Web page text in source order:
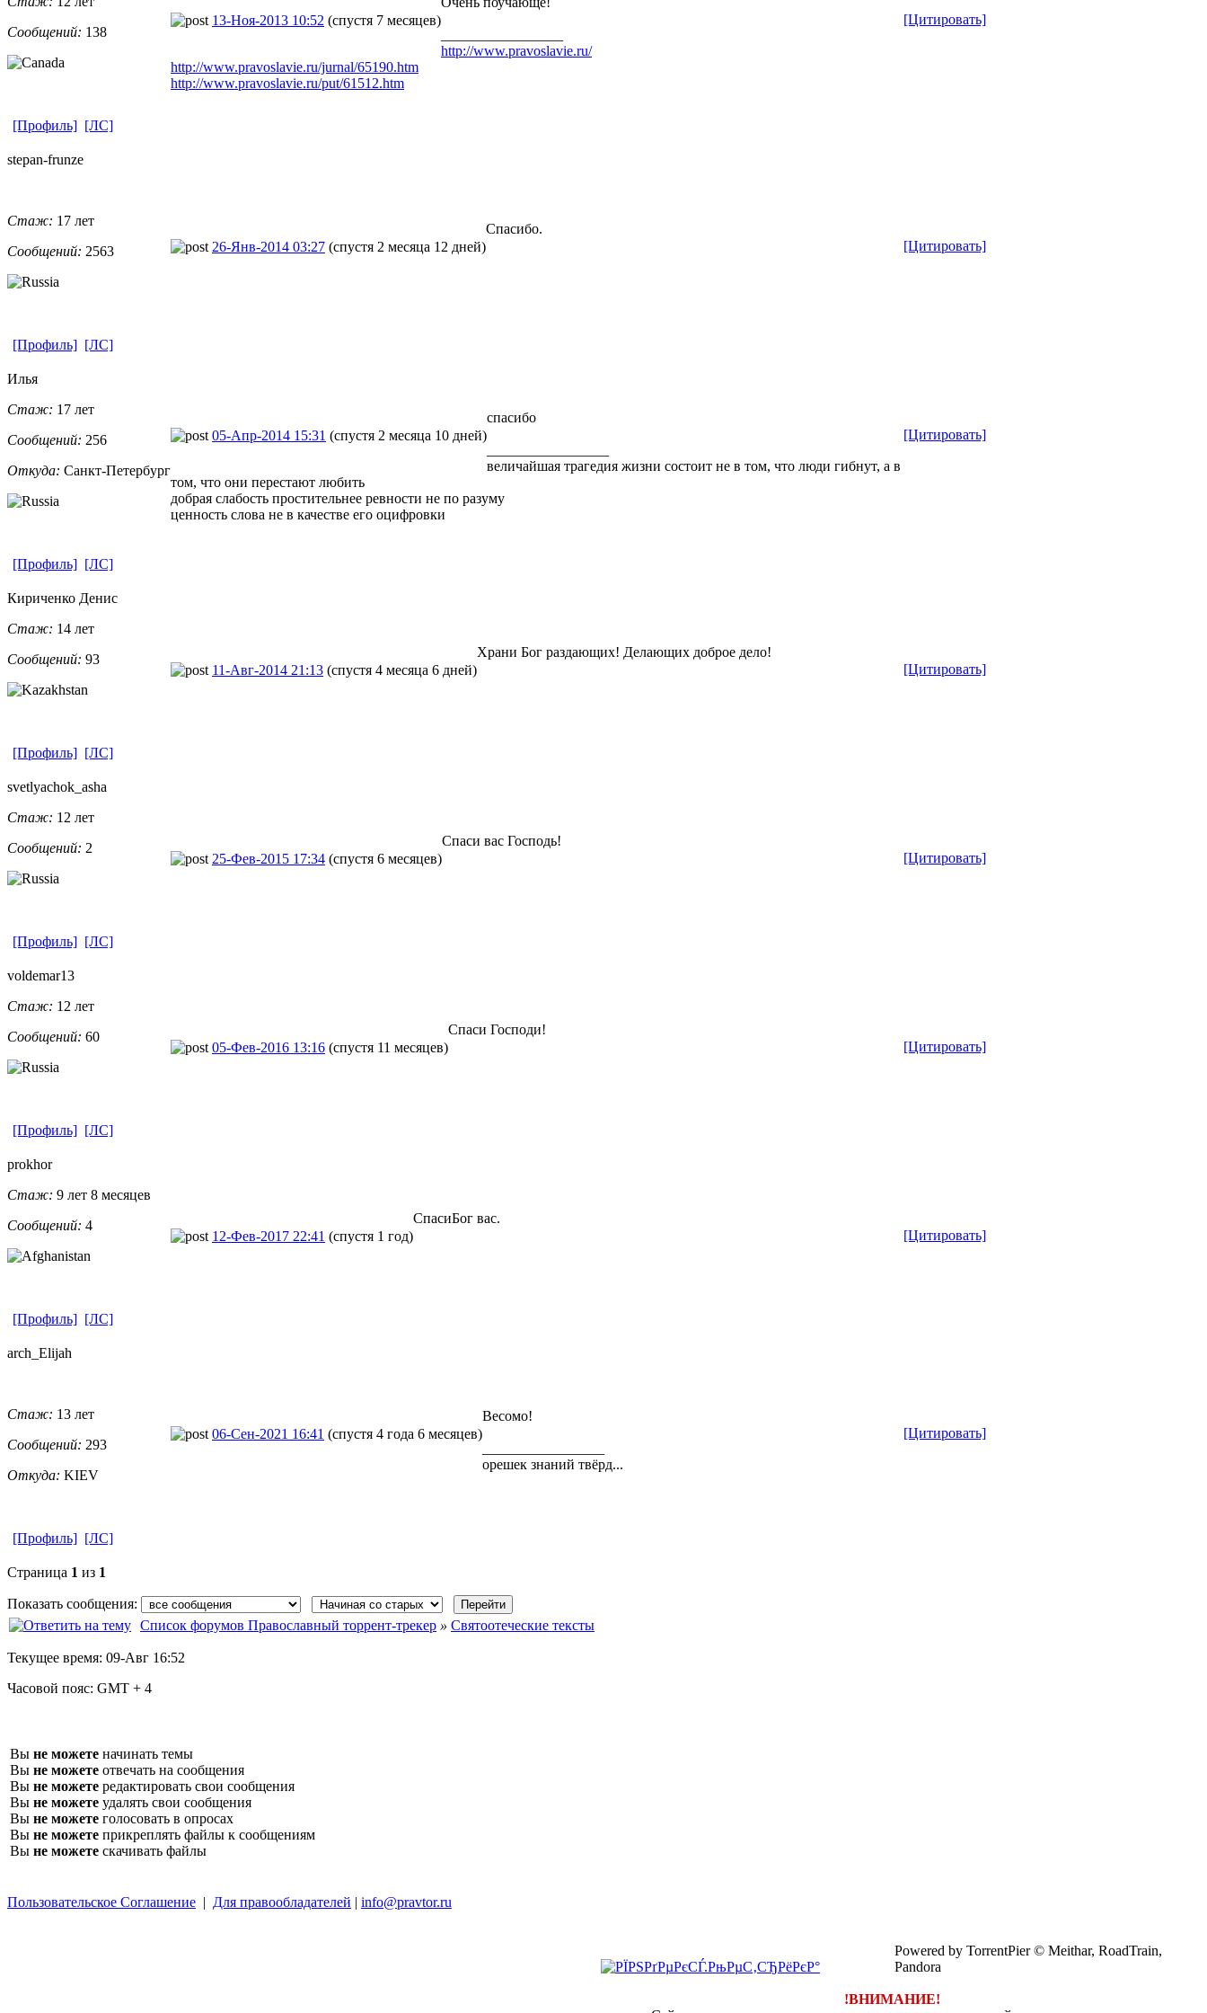
Сообщений: 138
13-Ноя-2013 10:52 (спустя 7 месяцев) [Цитировать]
http://www.pravoslavie.ru/
http://www.pravoslavie.ru/jurnal/65190.htm
http://www.pravoslavie.ru/put/61512.htm
[Профиль] [ЛС]
stepan-frunz​e
Стаж: 17 лет
Сообщений: 2563 26-Янв-2014 03:27 (спустя 2 месяца 12 дней) [Цитировать]
Спасибо.
[Профиль] [ЛС]
Илья
Стаж: 17 лет
Сообщений: 256
Откуда: Санкт-Петерб​ург
05-Апр-2014 15:31 (спустя 2 месяца 10 дней) [Цитировать]
спасибо
величайшая трагедия жизни состоит не в том, что люди гибнут, а в
том, что они перестают любить
добрая слабость простительнее ревности не по разуму
ценность слова не в качестве его оцифровки
[Профиль] [ЛС]
Кириченко Денис
Стаж: 14 лет
Сообщений: 93
11-Авг-2014 21:13 (спустя 4 месяца 6 дней) [Цитировать]
Храни Бог раздающих! Делающих доброе дело!
[Профиль] [ЛС]
svetlyachok_ ​asha
Стаж: 12 лет
Сообщений: 2
25-Фев-2015 17:34 (спустя 6 месяцев) [Цитировать]
Спаси вас Господь!
[Профиль] [ЛС]
voldemar13
Стаж: 12 лет
Сообщений: 60
05-Фев-2016 13:16 (спустя 11 месяцев) [Цитировать]
Спаси Господи!
[Профиль] [ЛС]
prokhor
Стаж: 9 лет 8 месяцев
Сообщений: 4
12-Фев-2017 22:41 (спустя 1 год) [Цитировать]
СпасиБог вас.
[Профиль] [ЛС]
arch_Elijah
Стаж: 13 лет
Сообщений: 293
Откуда: KIEV
06-Сен-2021 16:41 (спустя 4 года 6 месяцев) [Цитировать]
Весомо!
орешек знаний твёрд...
[Профиль] [ЛС]
Страница 1 из 1
Показать сообщения:
Список форумов Православный торрент-трекер » Святоотеческие тексты
Текущее время: 09-Авг 16:52
Часовой пояс: GMT + 4
Вы не можете начинать темы
Вы не можете отвечать на сообщения
Вы не можете редактировать свои сообщения
Вы не можете удалять свои сообщения
Вы не можете голосовать в опросах
Вы не можете прикреплять файлы к сообщениям
Вы не можете скачивать файлы
Пользовательское Соглашение | Для правообладателей | info@pravtor.ru
Powered by TorrentPier © Meithar, RoadTrain,
Pandora
!ВНИМАНИЕ!